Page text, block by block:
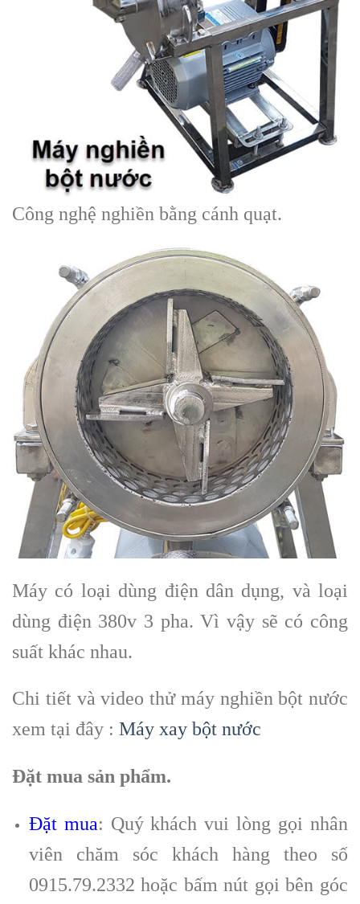
Công nghệ nghiền bằng cánh quạt.
Máy có loại dùng điện dân dụng, và loại
dùng điện 380v 3 pha. Vì vậy sẽ có công
suất khác nhau.
Chi tiết và video thử máy nghiền bột nước
xem tại đây : Máy xay bột nước
Đặt mua sản phẩm.
Đặt mua: Quý khách vui lòng gọi nhân
viên chăm sóc khách hàng theo số
0915.79.2332 hoặc bấm nút gọi bên góc